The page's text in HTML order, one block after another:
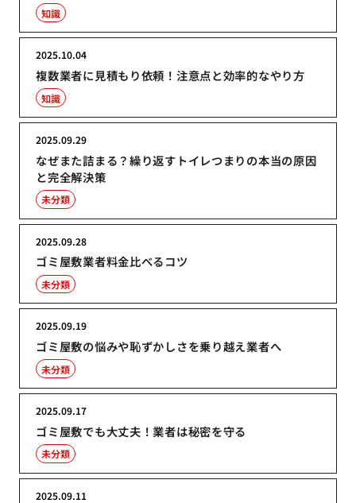
知識
複数業者に見積もり依頼！注意点と効率的なやり方
2025.10.04
知識
なぜまた詰まる？繰り返すトイレつまりの本当の原因
と完全解決策
2025.09.29
未分類
ゴミ屋敷業者料金比べるコツ
2025.09.28
未分類
ゴミ屋敷の悩みや恥ずかしさを乗り越え業者へ
2025.09.19
未分類
ゴミ屋敷でも大丈夫！業者は秘密を守る
2025.09.17
未分類
2025.09.11